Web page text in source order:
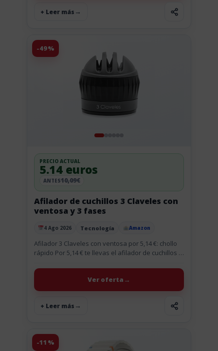
+ Leer más
-49%
Publicado el
4 Ago 2026 Tecnología Amazon
Afilador de cuchillos 3 Claveles con
ventosa y 3 fases
PRECIO ACTUAL
5.14 euros
ANTES10,09€
Afilador 3 Claveles con ventosa por 5,14 €: chollo
rápido Por 5,14 € te llevas el afilador de cuchillos 3
+ Leer más
Ver oferta
-11%